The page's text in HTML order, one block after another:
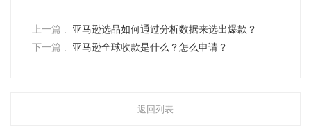
上一篇 :
亚马逊选品如何通过分析数据来选出爆款？
下一篇 :
亚马逊全球收款是什么？怎么申请？
返回列表